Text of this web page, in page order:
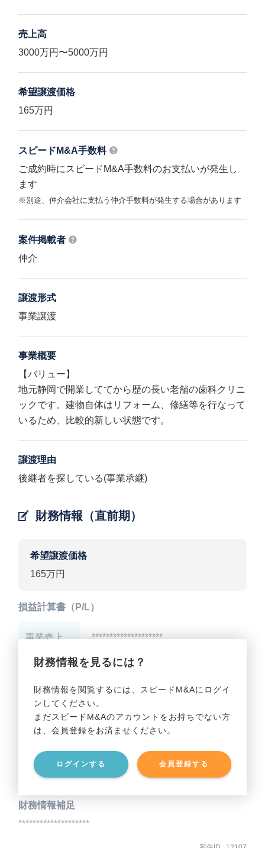
売上高
3000万円〜5000万円
希望譲渡価格
165万円
スピードM&A手数料
ご成約時にスピードM&A手数料のお支払いが発生し
ます
※別途、仲介会社に支払う仲介手数料が発生する場合があります
案件掲載者
仲介
譲渡形式
事業譲渡
事業概要
【バリュー】
地元静岡で開業しててから歴の長い老舗の歯科クリニ
ックです。建物自体はリフォーム、修繕等を行なって
いるため、比較的新しい状態です。
譲渡理由
後継者を探している(事業承継)
財務情報（直前期）
希望譲渡価格
165万円
財務情報を見るには？
財務情報を閲覧するには、スピードM&Aにログイ
ンしてください。
まだスピードM&Aのアカウントをお持ちでない方
は、会員登録をお済ませください。
ログインする 会員登録する
損益計算書（P/L）
事業売上 ********************
事業利益 ********************
貸借対照表（B/S）
事業資産 ********************
事業負債 ********************
財務情報補足
********************